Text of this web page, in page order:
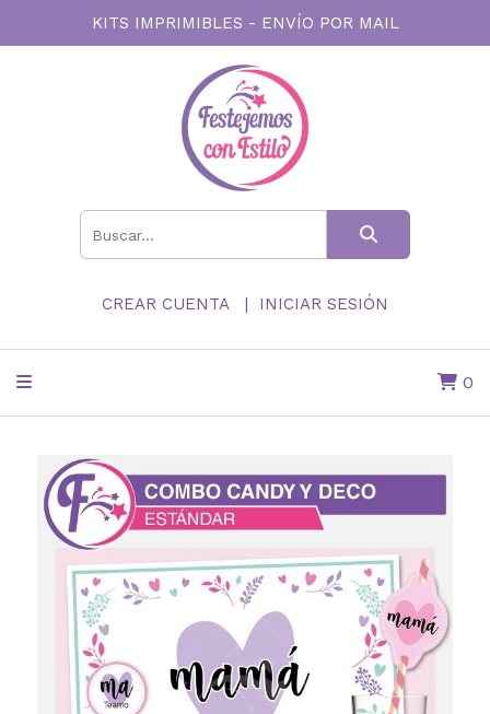
KITS IMPRIMIBLES - ENVÍO POR MAIL
CREAR CUENTA INICIAR SESIÓN
0